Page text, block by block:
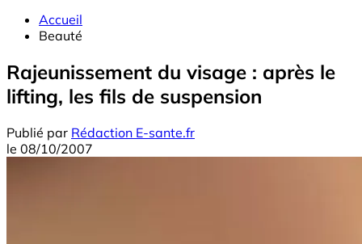
Accueil
Beauté
Rajeunissement du visage : après le
lifting, les fils de suspension
Publié par Rédaction E-sante.fr
le 08/10/2007